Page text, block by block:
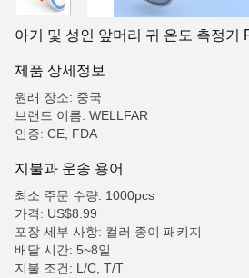
아기 및 성인 앞머리 귀 온도 측정기
제품 상세정보
원래 장소: 중국
브랜드 이름: WELLFAR
인증: CE, FDA
지불과 운송 용어
최소 주문 수량: 1000pcs
가격: US$8.99
포장 세부 사항: 컬러 종이 패키지
배달 시간: 5~8일
지불 조건: L/C, T/T